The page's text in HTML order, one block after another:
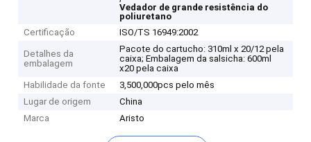
Vedador de grande resistência do
poliuretano
Certificação
ISO/TS 16949:2002
Detalhes da
embalagem
Pacote do cartucho: 310ml x 20/12 pela
caixa; Embalagem da salsicha: 600ml
x20 pela caixa
Habilidade da fonte
3,500,000pcs pelo mês
Lugar de origem
China
Marca
Aristo